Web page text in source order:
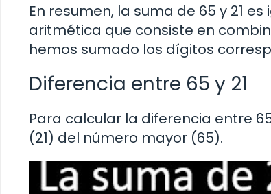
En resumen, la suma de 65 y 21
aritmética que consiste en
hemos sumado los dígitos
Diferencia entre 65 y 21
Para calcular la diferencia entre
(21) del número mayor (65).